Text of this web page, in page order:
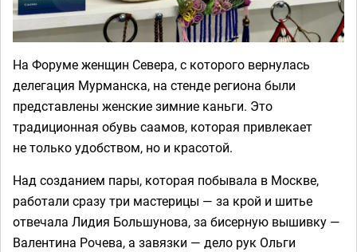
На Форуме женщин Севера, с которого вернулась
делегация Мурманска, на стенде региона были
представлены женские зимние каньги. Это
традиционная обувь саамов, которая привлекает
не только удобством, но и красотой.
Над созданием пары, которая побывала в Москве,
работали сразу три мастерицы — за крой и шитье
отвечала Лидия Большунова, за бисерную вышивку —
Валентина Рочева, а завязки — дело рук Ольги